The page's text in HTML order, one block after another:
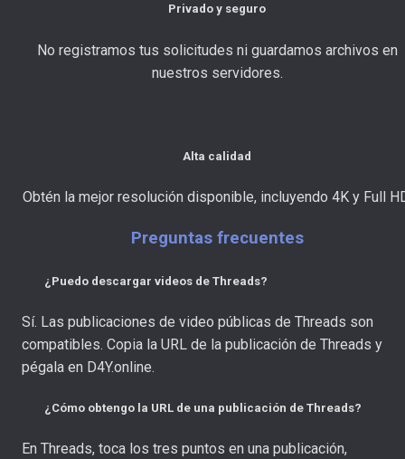
Privado y seguro
No registramos tus solicitudes ni guardamos archivos en
nuestros servidores.
Alta calidad
Obtén la mejor resolución disponible, incluyendo 4K y Full
Preguntas frecuentes
¿Puedo descargar videos de Threads?
Sí. Las publicaciones de video públicas de Threads son
compatibles. Copia la URL de la publicación de Threads y
pégala en D4Y.online.
¿Cómo obtengo la URL de una publicación de Threads?
En Threads, toca los tres puntos en una publicación,